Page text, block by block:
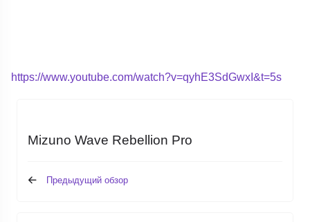
https://www.youtube.com/watch?v=qyhE3SdGwxI&t=5s
Mizuno Wave Rebellion Pro
Предыдущий обзор